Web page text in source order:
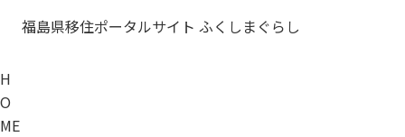
福島県移住ポータルサイト ふくしまぐらし
H
O
ME